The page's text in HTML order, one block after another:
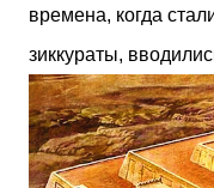
времена, когда
зиккураты,